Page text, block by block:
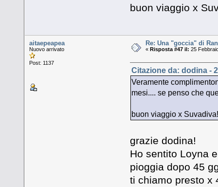
buon viaggio x
aitaepeapea
Nuovo arrivato
Post: 1137
Re: Una "goccia" di
« Risposta #47 il: 25
Citazione da: dodina -
Veramente
mesi.... se penso che
buon viaggio x
grazie dodina!
Ho sentito Loyna
pioggia dopo 45
ti chiamo presto x